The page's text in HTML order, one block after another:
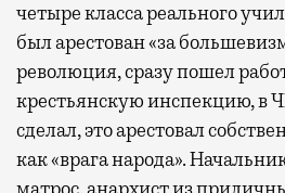
четыре класса реального
был арестован «за
революция, сразу пошел
крестьянскую инспекцию, в
сделал, это арестовал
как «врага народа».